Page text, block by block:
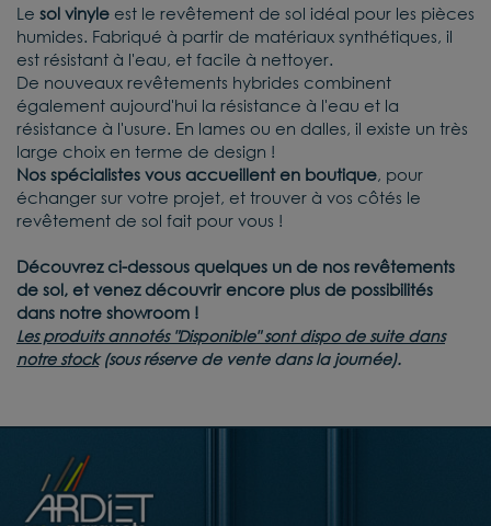
Le sol vinyle est le revêtement de sol idéal pour les pièces
humides. Fabriqué à partir de matériaux synthétiques, il
est résistant à l'eau, et facile à nettoyer.
De nouveaux revêtements hybrides combinent
également aujourd'hui la résistance à l'eau et la
résistance à l'usure. En lames ou en dalles, il existe un très
large choix en terme de design !
Nos spécialistes vous accueillent en boutique, pour
échanger sur votre projet, et trouver à vos côtés le
revêtement de sol fait pour vous !
Découvrez ci-dessous quelques un de nos revêtements
de sol, et venez découvrir encore plus de possibilités
dans notre showroom !
Les produits annotés "Disponible" sont dispo de suite dans
notre stock (sous réserve de vente dans la journée).